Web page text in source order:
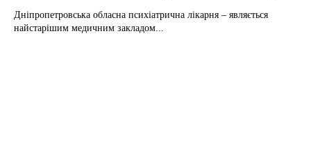
Дніпропетровська обласна психіатрична лікарня – являється
найстарішим медичним закладом...